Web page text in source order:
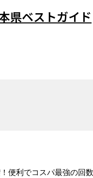
県ベストガイド
便利でコスパ最強の回